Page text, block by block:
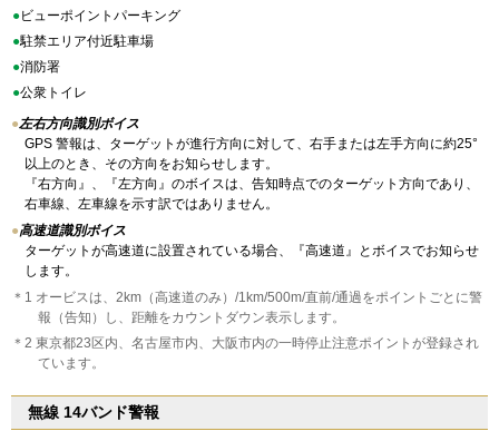
●ビューポイントパーキング
●駐禁エリア付近駐車場
●消防署
●公衆トイレ
●左右方向識別ボイス
GPS 警報は、ターゲットが進行方向に対して、右手または左手方向に約25°
以上のとき、その方向をお知らせします。
『右方向』、『左方向』のボイスは、告知時点でのターゲット方向であり、
右車線、左車線を示す訳ではありません。
●高速道識別ボイス
ターゲットが高速道に設置されている場合、『高速道』とボイスでお知らせ
します。
＊1 オービスは、2km（高速道のみ）/1km/500m/直前/通過をポイントごとに警
報（告知）し、距離をカウントダウン表示します。
＊2 東京都23区内、名古屋市内、大阪市内の一時停止注意ポイントが登録され
ています。
無線 14バンド警報